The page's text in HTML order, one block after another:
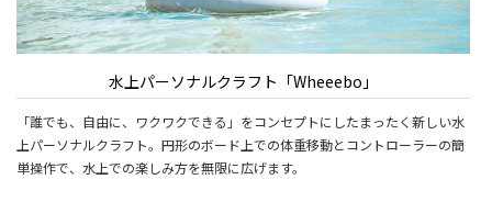
水上パーソナルクラフト「Wheeebo」
「誰でも、自由に、ワクワクできる」をコンセプトにしたまったく新しい水
上パーソナルクラフト。円形のボード上での体重移動とコントローラーの簡
単操作で、水上での楽しみ方を無限に広げます。